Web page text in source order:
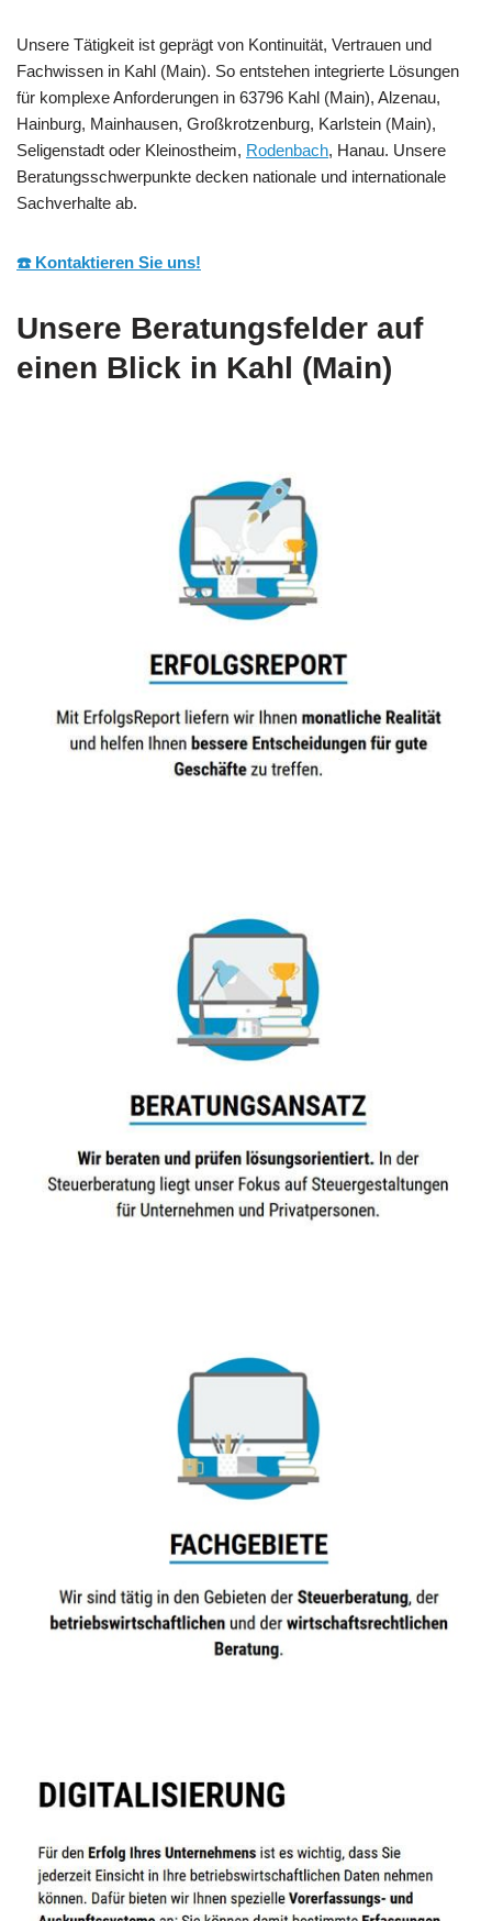
Unsere Tätigkeit ist geprägt von Kontinuität, Vertrauen und
Fachwissen in Kahl (Main). So entstehen integrierte Lösungen
für komplexe Anforderungen in 63796 Kahl (Main), Alzenau,
Hainburg, Mainhausen, Großkrotzenburg, Karlstein (Main),
Seligenstadt oder Kleinostheim, Rodenbach, Hanau. Unsere
Beratungsschwerpunkte decken nationale und internationale
Sachverhalte ab.
☎️ Kontaktieren Sie uns!
Unsere Beratungsfelder auf
einen Blick in Kahl (Main)